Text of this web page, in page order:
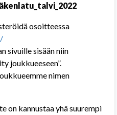
osoitteessa
sivuille sisään niin
joukkueeseen”.
nimen
on kannustaa yhä suurempi